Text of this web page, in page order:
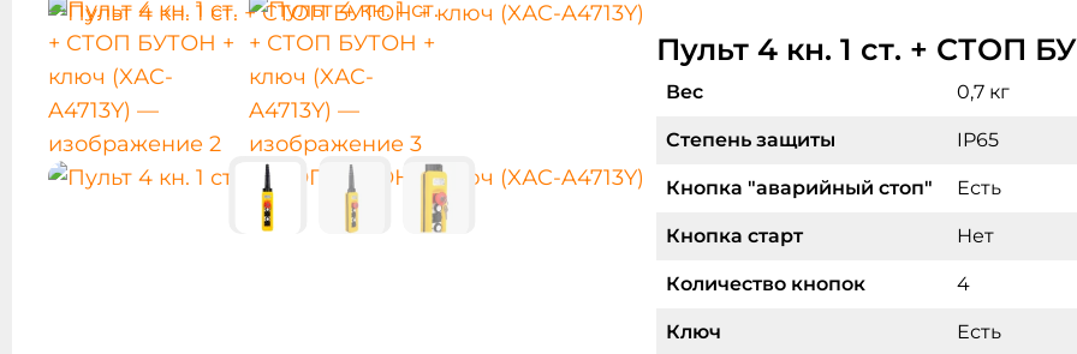
Пульт 4 кн. 1 ст. + СТОП
Вес 0,7 кг
Степень защиты IP65
Кнопка "аварийный стоп" Есть
Кнопка старт Нет
Количество кнопок 4
Ключ Есть